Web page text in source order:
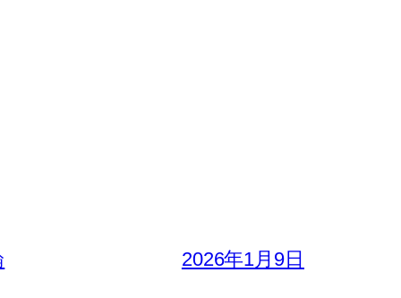
2026年1月9日